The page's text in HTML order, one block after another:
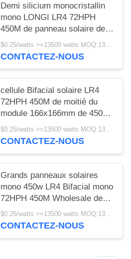
Demi silicium monocristallin
mono LONGI LR4 72HPH
450M de panneau solaire des
cellules 450w 25 ans de
garantie
CONTACTEZ-NOUS
cellule Bifacial solaire LR4
72HPH 450M de moitié du
module 166x166mm de 450w
Longi
$0.25/watts >=13500 watts MOQ:13500 watts
CONTACTEZ-NOUS
Grands panneaux solaires
mono 450w LR4 Bifacial mono
72HPH 450M Wholesale de
Longi
$0.25/watts >=13500 watts MOQ:13500 watts
CONTACTEZ-NOUS